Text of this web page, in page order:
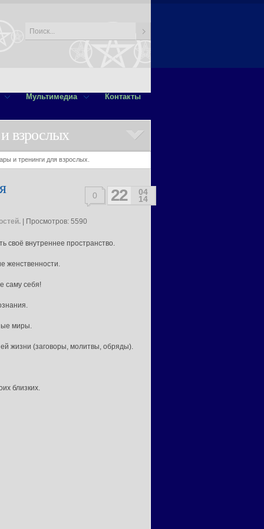
Мультимедиа Контакты
взрослых
и тренинги для взрослых.
0 04
14
22
| Просмотров: 5590
своё внутреннее пространство.
женственности.
саму себя!
миры.
жизни (заговоры, молитвы, обряды).
близких.